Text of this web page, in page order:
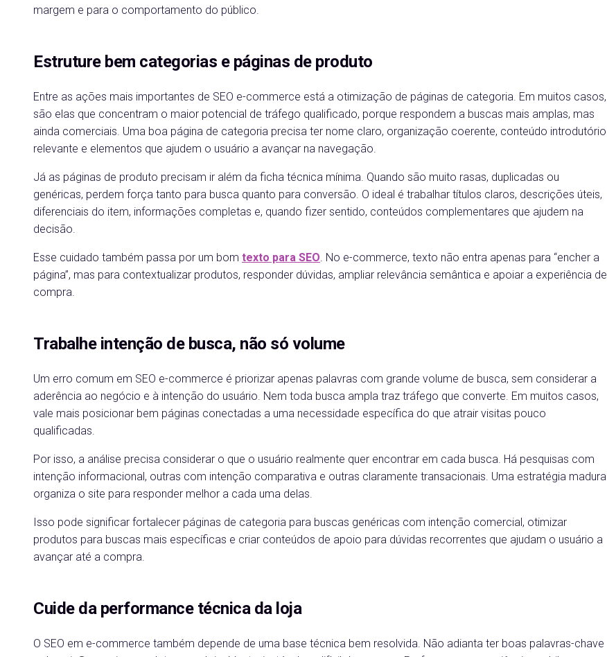
margem e para o comportamento do público.
Estruture bem categorias e páginas de produto
Entre as ações mais importantes de SEO e-commerce está a otimização de páginas de categoria. Em muitos casos,
são elas que concentram o maior potencial de tráfego qualificado, porque respondem a buscas mais amplas, mas
ainda comerciais. Uma boa página de categoria precisa ter nome claro, organização coerente, conteúdo introdutório
relevante e elementos que ajudem o usuário a avançar na navegação.
Já as páginas de produto precisam ir além da ficha técnica mínima. Quando são muito rasas, duplicadas ou
genéricas, perdem força tanto para busca quanto para conversão. O ideal é trabalhar títulos claros, descrições úteis,
diferenciais do item, informações completas e, quando fizer sentido, conteúdos complementares que ajudem na
decisão.
Esse cuidado também passa por um bom texto para SEO. No e-commerce, texto não entra apenas para “encher a
página”, mas para contextualizar produtos, responder dúvidas, ampliar relevância semântica e apoiar a experiência de
compra.
Trabalhe intenção de busca, não só volume
Um erro comum em SEO e-commerce é priorizar apenas palavras com grande volume de busca, sem considerar a
aderência ao negócio e à intenção do usuário. Nem toda busca ampla traz tráfego que converte. Em muitos casos,
vale mais posicionar bem páginas conectadas a uma necessidade específica do que atrair visitas pouco
qualificadas.
Por isso, a análise precisa considerar o que o usuário realmente quer encontrar em cada busca. Há pesquisas com
intenção informacional, outras com intenção comparativa e outras claramente transacionais. Uma estratégia madura
organiza o site para responder melhor a cada uma delas.
Isso pode significar fortalecer páginas de categoria para buscas genéricas com intenção comercial, otimizar
produtos para buscas mais específicas e criar conteúdos de apoio para dúvidas recorrentes que ajudam o usuário a
avançar até a compra.
Cuide da performance técnica da loja
O SEO em e-commerce também depende de uma base técnica bem resolvida. Não adianta ter boas palavras-chave